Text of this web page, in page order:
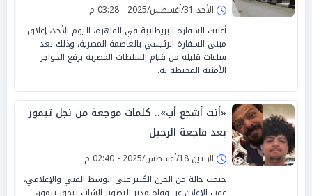
الأحد 31/أغسطس/2025 - 03:28 م
أعلنت السفارة البريطانية في القاهرة، اليوم الأحد، إغلاق
مبنى السفارة الرئيسي بالعاصمة المصرية، وذلك بعد
ساعات قليلة من قيام السلطات المصرية برفع الحواجز
الأمنية المحيطة به.
«أنت أشجع أب».. كلمات موجعة من نجل تيمور
بعد فاجعة الرحيل
الإثنين 18/أغسطس/2025 - 02:40 م
خيمت حالة من الحزن الكبير على الوسط الفني والإعلامي،
عقب الإعلان عن وفاة مدير التصوير الشاب تيمور تيمور،